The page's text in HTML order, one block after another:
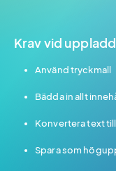
Krav vid
Använd tryckmall
Bädda in allt
Konvertera text
Spara som